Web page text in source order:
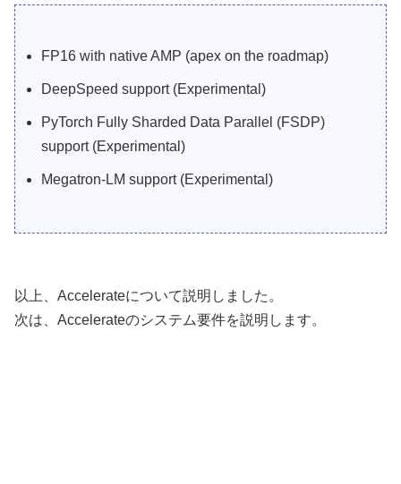
FP16 with native AMP (apex on the roadmap)
DeepSpeed support (Experimental)
PyTorch Fully Sharded Data Parallel (FSDP)
support (Experimental)
Megatron-LM support (Experimental)
以上、Accelerateについて説明しました。
次は、Accelerateのシステム要件を説明します。